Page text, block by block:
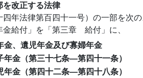
を改正する法律
年法律第百四十一号）の一部を次の
給付」を「第三章 給付」に、
金、遺児年金及び寡婦年金
年金（第三十七条―第四十一条）
年金（第四十二条―第四十八条）